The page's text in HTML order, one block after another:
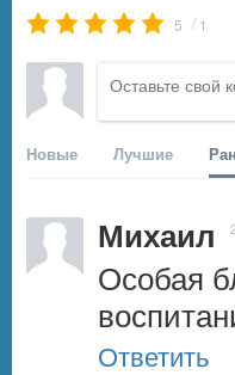
5 / 1
Новые Лучшие
Михаил
Особая
Ответить